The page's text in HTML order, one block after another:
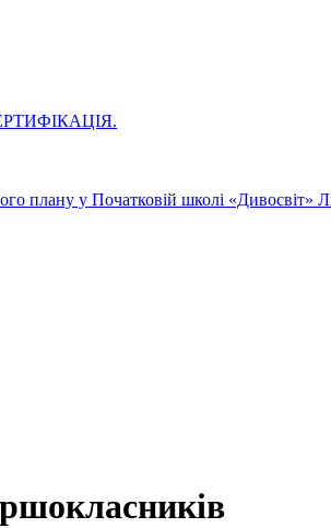
плану у Початковій школі «Дивосвіт»